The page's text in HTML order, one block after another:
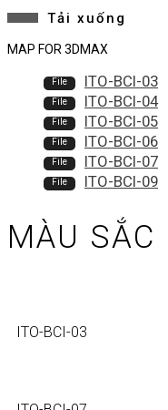
Tải xuống
MAP FOR 3DMAX
ITO-BCI-03
ITO-BCI-04
ITO-BCI-05
ITO-BCI-06
ITO-BCI-07
ITO-BCI-09
MÀU SẮC
ITO-BCI-03